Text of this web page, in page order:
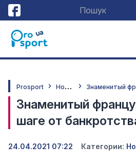
Prosport Н
овини
Знаменитый
шаге от
24.04.2021 07:22 Категории: